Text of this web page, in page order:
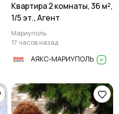
Квартира 2 комнаты, 36 м²,
1/5 эт., Агент
Мариуполь
17 часов назад
АЯКС-МАРИУПОЛЬ